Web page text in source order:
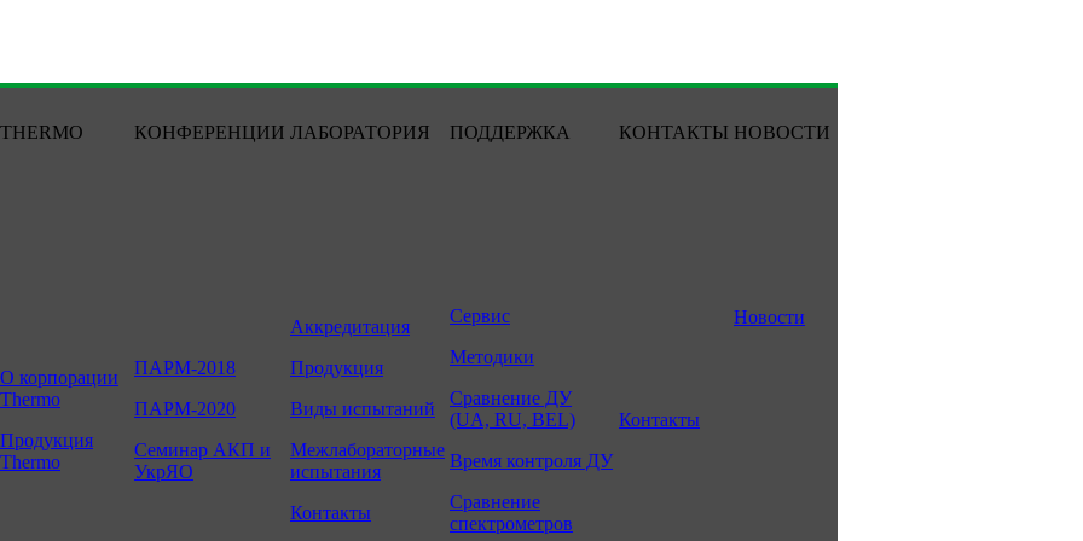
THERMO КОНФЕРЕНЦИИ ЛАБОРАТОРИЯ ПОДДЕРЖКА КОНТАКТЫ НОВОСТИ
О корпорации
Thermo
Продукция
Thermo
ПАРМ-2018
ПАРМ-2020
Семинар АКП и
УкрЯО
Аккредитация
Продукция
Виды испытаний
Межлабораторные
испытания
Контакты
Сервис
Методики
Сравнение ДУ
(UA, RU, BEL)
Время контроля ДУ
Сравнение
спектрометров
Контакты
Новости